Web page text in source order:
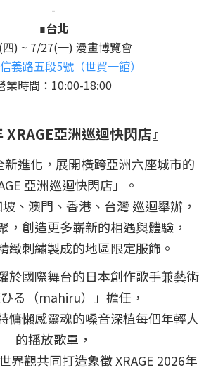
-
∎台北
) ~ 7/27(一) 漫畫博覽會
義路五段5號（世貿一館）
業時間：10:00-18:00
XRAGE亞洲巡迴快閃店』
新進化，展開橫跨亞洲六座城市的
亞洲巡迴快閃店」。
、澳門、香港、台灣 巡迴舉辦，
，創造更多嶄新的相遇與體驗，
緻刺繡製成的地區限定服飾。
於國際舞台的日本創作歌手兼藝術
る（mahiru）」擔任，
慵懶感靈魂的嗓音深植每個年輕人
的播放歌單，
界觀共同打造象徵 XRAGE 2026年